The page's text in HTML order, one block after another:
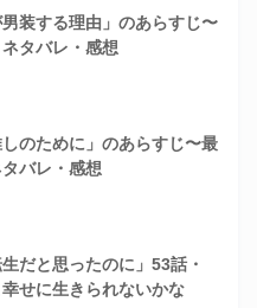
男装する理由」のあらすじ〜
タバレ・感想
しのために」のあらすじ〜最
バレ・感想
生だと思ったのに」53話・
せに生きられないかな